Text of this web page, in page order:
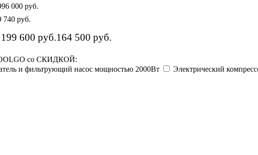
000 руб.
740 руб.
199 600 руб.164 500 руб.
со СКИДКОЙ:
и фильтрующий насос мощностью 2000Вт Электрический